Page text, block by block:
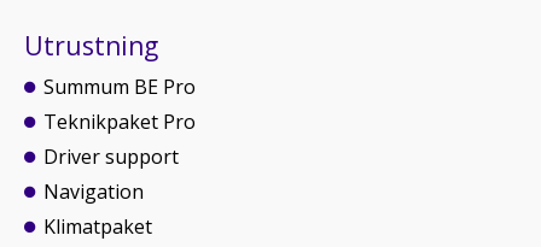
Utrustning
Summum BE Pro
Teknikpaket Pro
Driver support
Navigation
Klimatpaket